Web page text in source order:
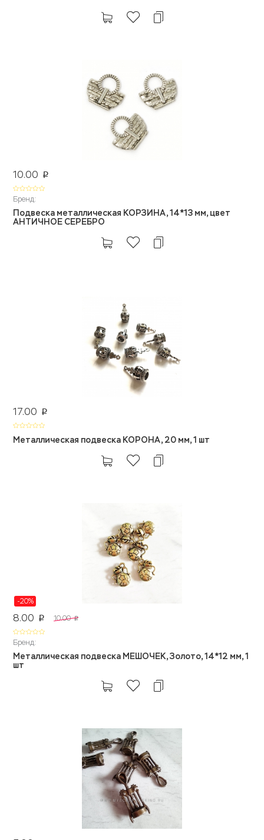
10.00 p
Бренд:
Подвеска металлическая КОРЗИНА, 14*13 мм, цвет
АНТИЧНОЕ СЕРЕБРО
17.00 p
Металлическая подвеска КОРОНА, 20 мм, 1 шт
-20%
8.00 p 10.00 p
Бренд:
Металлическая подвеска МЕШОЧЕК, Золото, 14*12 мм, 1
шт